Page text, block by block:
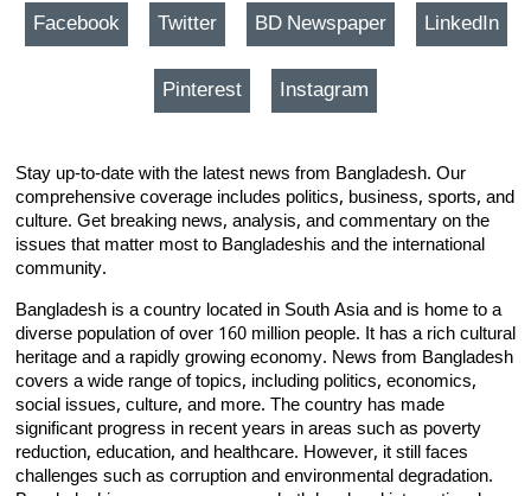
Facebook Twitter BD Newspaper LinkedIn
Pinterest Instagram
Stay up-to-date with the latest news from Bangladesh. Our
comprehensive coverage includes politics, business, sports, and
culture. Get breaking news, analysis, and commentary on the
issues that matter most to Bangladeshis and the international
community.
Bangladesh is a country located in South Asia and is home to a
diverse population of over 160 million people. It has a rich cultural
heritage and a rapidly growing economy. News from Bangladesh
covers a wide range of topics, including politics, economics,
social issues, culture, and more. The country has made
significant progress in recent years in areas such as poverty
reduction, education, and healthcare. However, it still faces
challenges such as corruption and environmental degradation.